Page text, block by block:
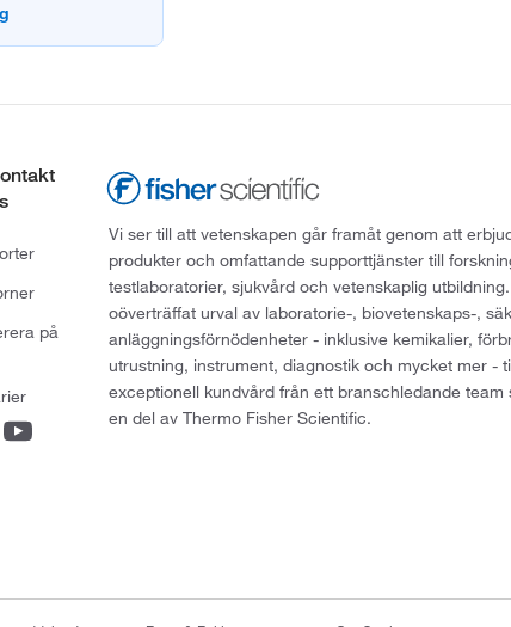
på
Vi ser till att vetenskapen går framåt genom att
produkter och omfattande supporttjänster till
testlaboratorier, sjukvård och vetenskaplig
oöverträffat urval av laboratorie-, biovetenskaps-,
anläggningsförnödenheter - inklusive kemikalier,
utrustning, instrument, diagnostik och mycket mer -
exceptionell kundvård från ett branschledande
en del av Thermo Fisher Scientific.